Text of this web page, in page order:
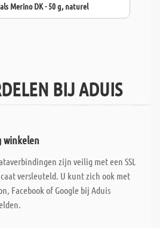
Merino DK - 50 g, naturel
BIJ ADUIS
winkelen
zijn veilig met een SSL
versleuteld. U kunt zich ook met
Facebook of Google bij Aduis